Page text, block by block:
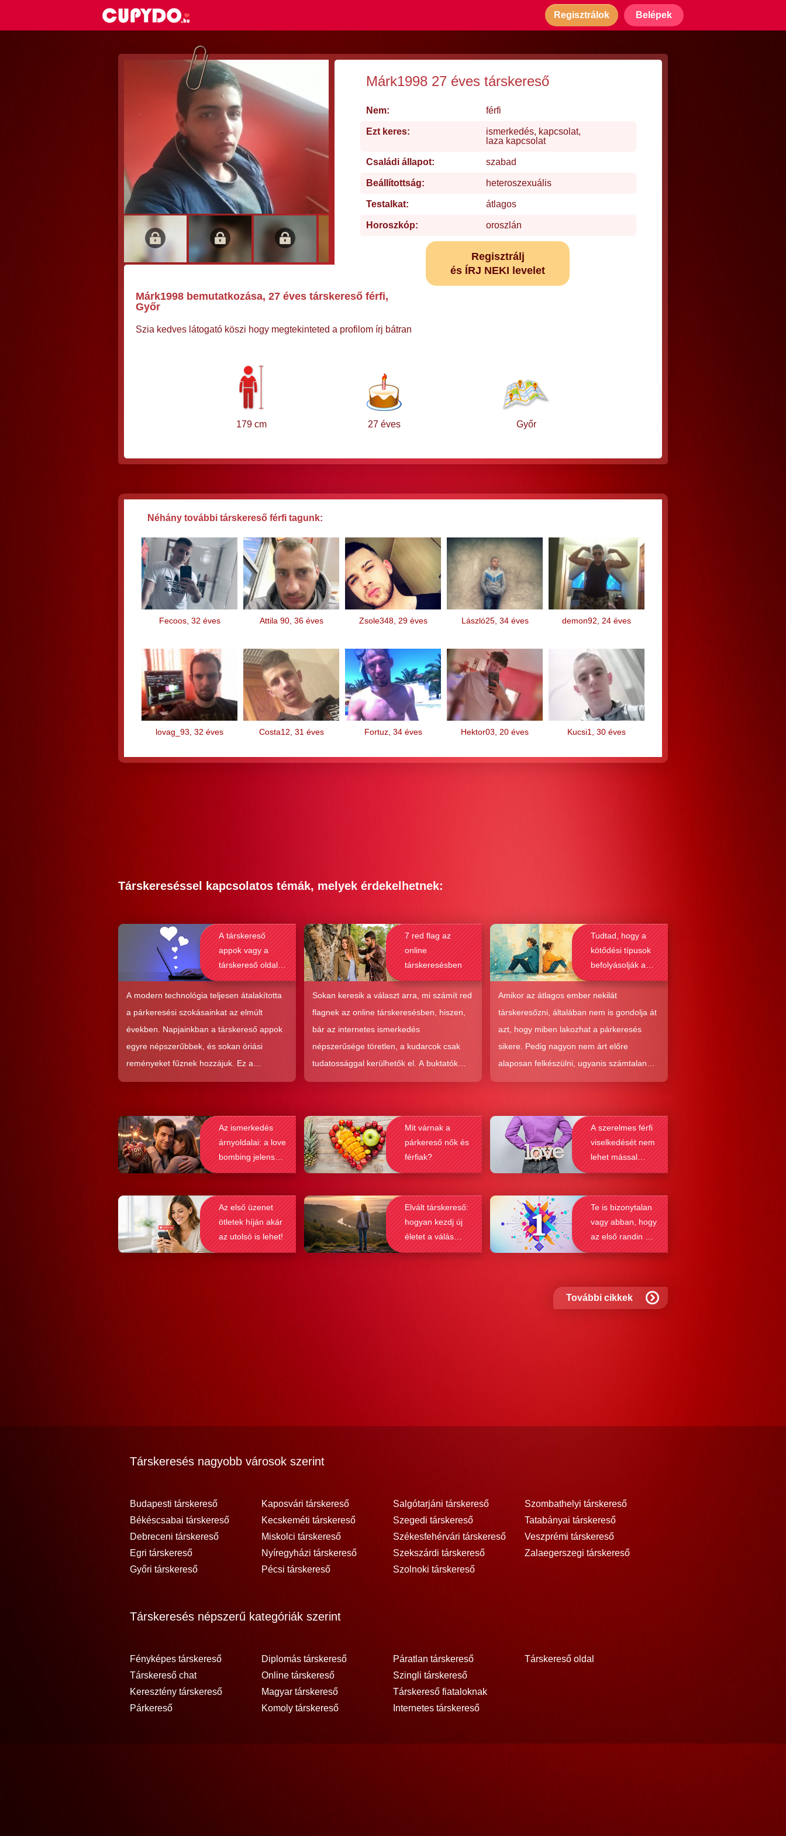
Regisztrálok Belépek
Márk1998 27 éves társkereső
Nem: férfi
Ezt keres:
ismerkedés, kapcsolat,
laza kapcsolat
Családi állapot: szabad
Beállítottság: heteroszexuális
Testalkat: átlagos
Horoszkóp: oroszlán
Regisztrálj
és ÍRJ NEKI levelet
Márk1998 bemutatkozása, 27 éves társkereső férfi,
Győr
Szia kedves látogató köszi hogy megtekinteted a profilom írj bátran
179 cm 27 éves Győr
Néhány további társkereső férfi tagunk:
Fecoos, 32 éves Attila 90, 36 éves Zsole348, 29 éves László25, 34 éves demon92, 24 éves
lovag_93, 32 éves Costa12, 31 éves Fortuz, 34 éves Hektor03, 20 éves Kucsi1, 30 éves
Társkereséssel kapcsolatos témák, melyek érdekelhetnek:
A társkereső
appok vagy a
társkereső oldalak
alkalmasabbak a
komoly kapcsolat
kialakításához?
A modern technológia teljesen átalakította
a párkeresési szokásainkat az elmúlt
években. Napjainkban a társkereső appok
egyre népszerűbbek, és sokan óriási
reményeket fűznek hozzájuk. Ez a
közkedveltség egyáltalán nem véletlen,
nagyon könnyen és gyorsan lehet sikereket
elérni a flörtölésben. A legfőbb kérdés
azonban az, hogy ezek az alkalmazások
valóban hozzásegítenek-e minket egy
7 red flag az
online
társkeresésben
Sokan keresik a választ arra, mi számít red
flagnek az online társkeresésben, hiszen,
bár az internetes ismerkedés
népszerűsége töretlen, a kudarcok csak
tudatossággal kerülhetők el. A buktatók
ellenére ez a társkeresési forma joggal
hatékonyság, amit ad, nehezen
felülmúlható.
Tudtad, hogy a
kötődési típusok
befolyásolják a
társkeresést is?
Amikor az átlagos ember nekilát
társkeresőzni, általában nem is gondolja át
azt, hogy miben lakozhat a párkeresés
sikere. Pedig nagyon nem árt előre
alaposan felkészülni, ugyanis számtalan
kudarctól képes megmenteni téged is az,
társkeresés működését, a párkapcsolatok
sikerének a receptjét, melyeket vizsgálva
bebizonyosodik, hogy a kötődési típusok
befolyásolják a társkeresést.
Az ismerkedés
árnyoldalai: a love
bombing jelenség
felismerése
Mit várnak a
párkereső nők és
férfiak?
A szerelmes férfi
viselkedését nem
lehet mással
összetéveszteni
Az első üzenet
ötletek híján akár
az utolsó is lehet!
Elvált társkereső:
hogyan kezdj új
életet a válás
után?
Te is bizonytalan
vagy abban, hogy
az első randin mit
szabad és mit
További cikkek
Társkeresés nagyobb városok szerint
Budapesti társkereső
Békéscsabai társkereső
Debreceni társkereső
Egri társkereső
Győri társkereső
Kaposvári társkereső
Kecskeméti társkereső
Miskolci társkereső
Nyíregyházi társkereső
Pécsi társkereső
Salgótarjáni társkereső
Szegedi társkereső
Székesfehérvári társkereső
Szekszárdi társkereső
Szolnoki társkereső
Szombathelyi társkereső
Tatabányai társkereső
Veszprémi társkereső
Zalaegerszegi társkereső
Társkeresés népszerű kategóriák szerint
Fényképes társkereső
Társkereső chat
Keresztény társkereső
Párkereső
Diplomás társkereső
Online társkereső
Magyar társkereső
Komoly társkereső
Páratlan társkereső
Szingli társkereső
Társkereső fiataloknak
Internetes társkereső
Társkereső oldal